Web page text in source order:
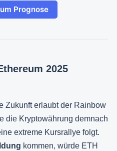
Prognose
2025
Zukunft erlaubt der Rainbow
die Kryptowährung demnach
extreme Kursrallye folgt.
kommen, würde ETH